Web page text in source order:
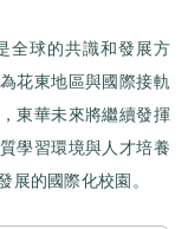
全球的共識和發展方
花東地區與國際接軌
東華未來將繼續發揮
學習環境與人才培養
展的國際化校園。